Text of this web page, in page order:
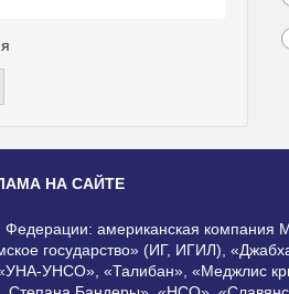
НА САЙТЕ
Федерации: американская
государство» (ИГ, ИГИЛ),
УНСО», «Талибан», «Меджлис